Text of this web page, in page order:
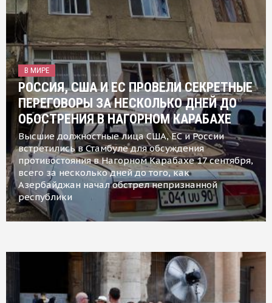
В МИРЕ
РОССИЯ, США И ЕС ПРОВЕЛИ СЕКРЕТНЫЕ
ПЕРЕГОВОРЫ ЗА НЕСКОЛЬКО ДНЕЙ ДО
ОБОСТРЕНИЯ В НАГОРНОМ КАРАБАХЕ
Высшие должностные лица США, ЕС и России
встретились в Стамбуле для обсуждения
противостояния в Нагорном Карабахе 17 сентября,
всего за несколько дней до того, как
Азербайджан начал обстрел непризнанной
республики